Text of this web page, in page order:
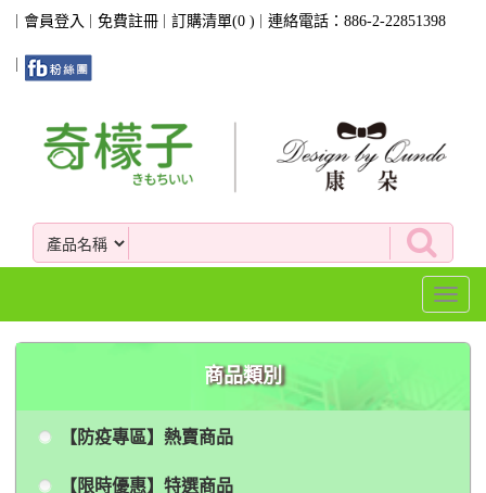
會員登入 免費註冊 訂購清單(0 ) 連絡電話：886-2-22851398
Toggle
商品類別
【防疫專區】熱賣商品
【限時優惠】特選商品